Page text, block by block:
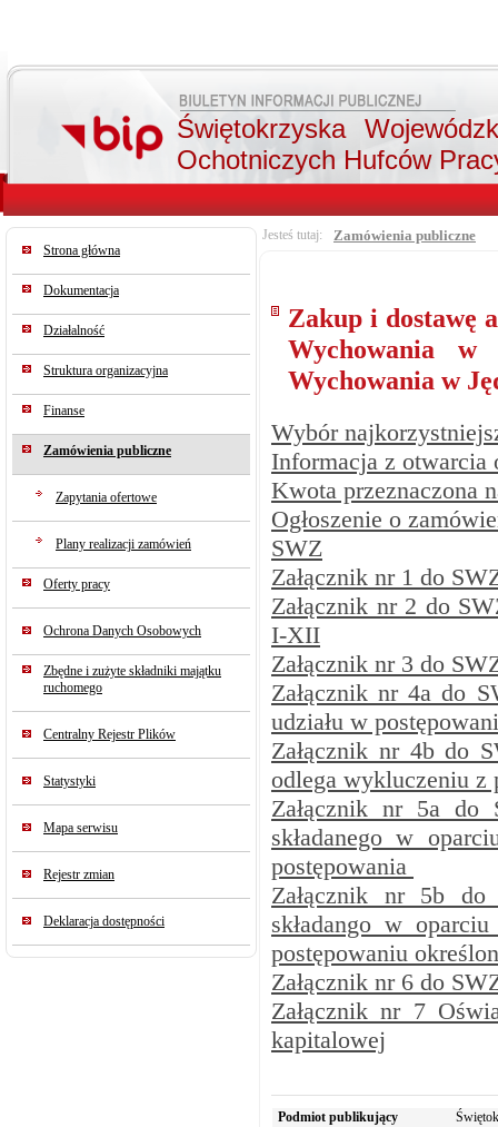
Świętokrzyska
Ochotniczych Hufców
Strona główna
Dokumentacja
Działalność
Struktura organizacyjna
Finanse
Zamówienia publiczne
Zapytania ofertowe
Plany realizacji zamówień
Oferty pracy
Ochrona Danych Osobowych
Zbędne i zużyte składniki majątku
ruchomego
Centralny Rejestr Plików
Statystyki
Mapa serwisu
Rejestr zmian
Deklaracja dostępności
Jesteś tutaj: Zamówienia publiczne
Zakup i dostawę
Wychowania w
Wychowania w
Wybór
Informacja z otwarcia
Kwota przeznaczona
Ogłoszenie o
SWZ
Załącznik nr 1 do
Załącznik nr 2 do
I-XII
Załącznik nr 3 do
Załącznik nr 4a do
udziału w
Załącznik nr 4b do
odlega wykluczeniu z
Załącznik nr 5a do
składanego w
postępowania
Załącznik nr 5b do
składango w
postępowaniu
Załącznik nr 6 do
Załącznik nr 7
kapitalowej
Podmiot publikujący